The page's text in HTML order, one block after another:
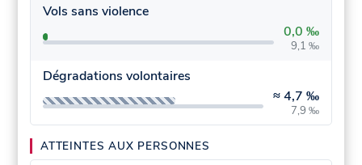
Vols sans violence
0,0 ‰
9,1 ‰
Dégradations volontaires
≈4,7 ‰
7,9 ‰
ATTEINTES AUX PERSONNES